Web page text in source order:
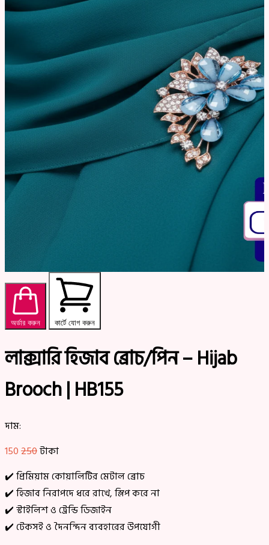
অর্ডার করুন কার্টে যোগ করুন
লাক্সারি হিজাব ব্রোচ/পিন – Hijab
Brooch | HB155
দাম:
150250টাকা
✔️ প্রিমিয়াম কোয়ালিটির মেটাল ব্রোচ
✔️ হিজাব নিরাপদে ধরে রাখে, স্লিপ করে না
✔️ স্টাইলিশ ও ট্রেন্ডি ডিজাইন
✔️ টেকসই ও দৈনন্দিন ব্যবহারের উপযোগী